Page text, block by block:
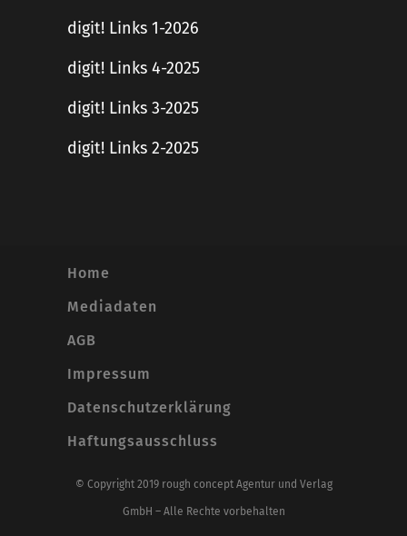
digit! Links 1-2026
digit! Links 4-2025
digit! Links 3-2025
digit! Links 2-2025
Home
Mediadaten
AGB
Impressum
Datenschutzerklärung
Haftungsausschluss
© Copyright 2019 rough concept Agentur und Verlag
GmbH – Alle Rechte vorbehalten